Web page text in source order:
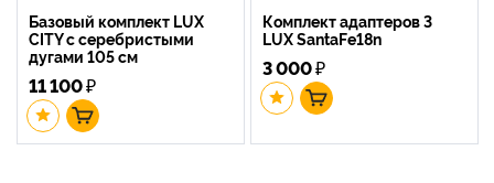
Базовый комплект LUX
CITY с серебристыми
дугами 105 см
11 100₽
Комплект адаптеров 3
LUX SantaFe18n
3 000₽